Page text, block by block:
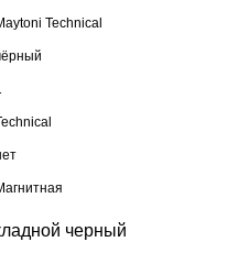
Technical
черный